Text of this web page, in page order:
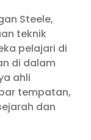
Steele,
teknik
pelajari di
di dalam
ahli
tempatan,
dan